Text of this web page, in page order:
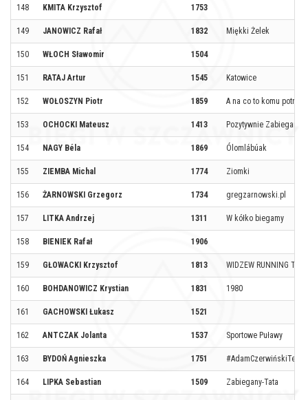
148 KMITA Krzysztof 1753
149 JANOWICZ Rafał 1832 Miękki Żelek
150 WŁOCH Sławomir 1504
151 RATAJ Artur 1545 Katowice
152 WOŁOSZYN Piotr 1859 A na co to komu
153 OCHOCKI Mateusz 1413 Pozytywnie Zabiegani
154 NAGY Béla 1869 Ólomlábúak
155 ZIEMBA Michal 1774 Ziomki
156 ŻARNOWSKI Grzegorz 1734 gregzarnowski.pl
157 LITKA Andrzej 1311 W kółko biegamy
158 BIENIEK Rafał 1906
159 GŁOWACKI Krzysztof 1813 WIDZEW RUNNING
160 BOHDANOWICZ Krystian 1831 1980
161 GACHOWSKI Łukasz 1521
162 ANTCZAK Jolanta 1537 Sportowe Puławy
163 BYDOŃ Agnieszka 1751 #AdamCzerwińskiTeam
164 LIPKA Sebastian 1509 Zabiegany-Tata